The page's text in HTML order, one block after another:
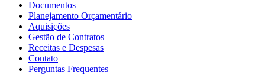
Documentos
Planejamento Orçamentário
Aquisições
Gestão de Contratos
Receitas e Despesas
Contato
Perguntas Frequentes